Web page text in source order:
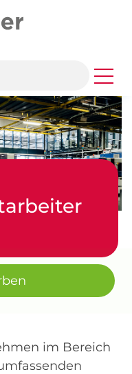
im Bereich